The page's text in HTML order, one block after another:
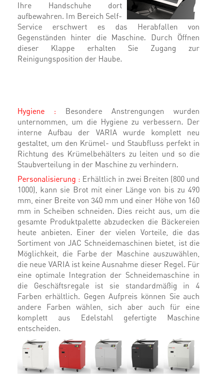
Ihre Handschuhe dort
aufbewahren. Im Bereich Self-
Service erschwert es das Herabfallen von
Gegenständen hinter die Maschine. Durch Öffnen
dieser Klappe erhalten Sie Zugang zur
Reinigungsposition der Haube.
Hygiene : Besondere Anstrengungen wurden
unternommen, um die Hygiene zu verbessern. Der
interne Aufbau der VARIA wurde komplett neu
gestaltet, um den Krümel- und Staubfluss perfekt in
Richtung des Krümelbehälters zu leiten und so die
Staubverteilung in der Maschine zu verhindern.
Personalisierung : Erhältlich in zwei Breiten (800 und
1000), kann sie Brot mit einer Länge von bis zu 490
mm, einer Breite von 340 mm und einer Höhe von 160
mm in Scheiben schneiden. Dies reicht aus, um die
gesamte Produktpalette abzudecken die Bäckereien
heute anbieten. Einer der vielen Vorteile, die das
Sortiment von JAC Schneidemaschinen bietet, ist die
Möglichkeit, die Farbe der Maschine auszuwählen,
die neue VARIA ist keine Ausnahme dieser Regel. Für
eine optimale Integration der Schneidemaschine in
die Geschäftsregale ist sie standardmäßig in 4
Farben erhältlich. Gegen Aufpreis können Sie auch
andere Farben wählen, sich aber auch für eine
komplett aus Edelstahl gefertigte Maschine
entscheiden.